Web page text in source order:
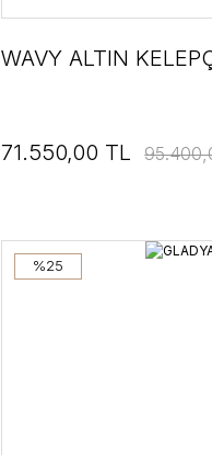
WAVY ALTIN
71.550,00 TL
%25